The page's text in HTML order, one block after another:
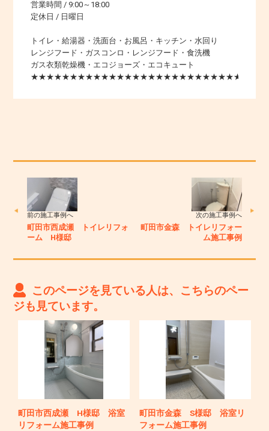
営業時間 / 9:00～18:00
定休日 / 日曜日
トイレ・給湯器・洗面台・お風呂・キッチン・水回り
レンジフード・ガスコンロ・レンジフード・食洗機
ガス衣類乾燥機・エコジョーズ・エコキュート
前の施工事例へ
町田市西成瀬 トイレリフォ
ーム H様邸
次の施工事例へ
町田市金森 トイレリフォー
ム施工事例
このページを見ている人は、こちらのペー
ジも見ています。
町田市西成瀬 H様邸 浴室
リフォーム施工事例
町田市金森 S様邸 浴室リ
フォーム施工事例